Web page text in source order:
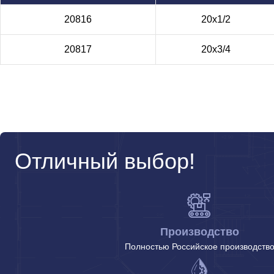
20816 20х1/2
20817 20х3/4
Отличный выбор!
Производство
Полностью Российское производство